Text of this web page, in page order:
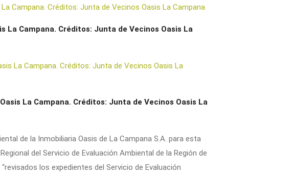
La Campana. Créditos: Junta de Vecinos Oasis La
La Campana. Créditos: Junta de Vecinos Oasis La
de la Inmobiliaria Oasis de La Campana S.A. para esta
del Servicio de Evaluación Ambiental de la Región de
los expedientes del Servicio de Evaluación